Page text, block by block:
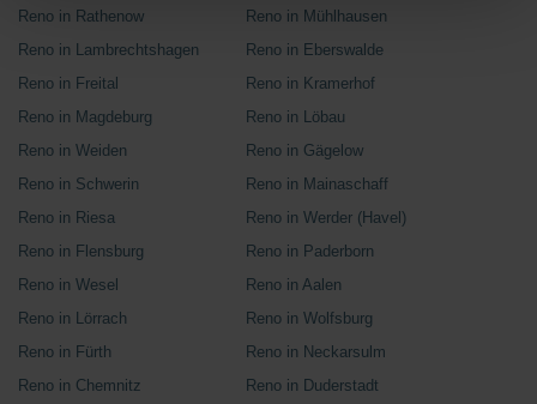
Reno in Rathenow
Reno in Mühlhausen
Reno in Lambrechtshagen
Reno in Eberswalde
Reno in Freital
Reno in Kramerhof
Reno in Magdeburg
Reno in Löbau
Reno in Weiden
Reno in Gägelow
Reno in Schwerin
Reno in Mainaschaff
Reno in Riesa
Reno in Werder (Havel)
Reno in Flensburg
Reno in Paderborn
Reno in Wesel
Reno in Aalen
Reno in Lörrach
Reno in Wolfsburg
Reno in Fürth
Reno in Neckarsulm
Reno in Chemnitz
Reno in Duderstadt